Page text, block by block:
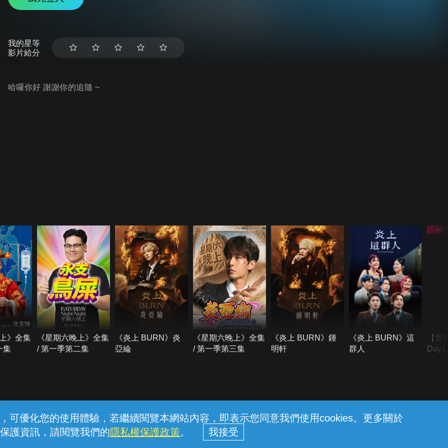
可優化您的使用體驗，若繼續閱覽本網站內容，即表示您同意我們使用cookies。更多關於
護資訊，請閱覽我們的隱私權保護政策。
我的星等
影片給分
哈囉你好 謝謝你的追隨 ~
》全集
集
《星期六晚上》全集
/ 第一季第二集
《炎上 BURN》炎
亞綸
《星期六晚上》全集
/ 第一季第三集
《炎上 BURN》鍾
明軒
《炎上 BURN》這
群人
【荒
線上客服 服務條款 隱私權保護
中華電信股份有限公司個人家庭分公司 (統一編號：96979949) © 2026